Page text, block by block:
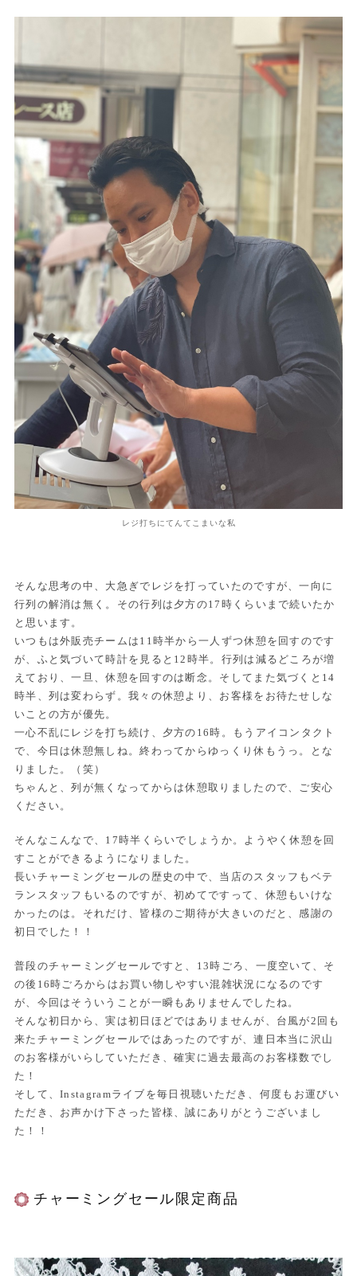
レジ打ちにてんてこまいな私
そんな思考の中、大急ぎでレジを打っていたのですが、一向に
行列の解消は無く。その行列は夕方の17時くらいまで続いたか
と思います。
いつもは外販売チームは11時半から一人ずつ休憩を回すのです
が、ふと気づいて時計を見ると12時半。行列は減るどころが増
えており、一旦、休憩を回すのは断念。そしてまた気づくと14
時半、列は変わらず。我々の休憩より、お客様をお待たせしな
いことの方が優先。
一心不乱にレジを打ち続け、夕方の16時。もうアイコンタクト
で、今日は休憩無しね。終わってからゆっくり休もうっ。とな
りました。（笑）
ちゃんと、列が無くなってからは休憩取りましたので、ご安心
ください。
そんなこんなで、17時半くらいでしょうか。ようやく休憩を回
すことができるようになりました。
長いチャーミングセールの歴史の中で、当店のスタッフもベテ
ランスタッフもいるのですが、初めてですって、休憩もいけな
かったのは。それだけ、皆様のご期待が大きいのだと、感謝の
初日でした！！
普段のチャーミングセールですと、13時ごろ、一度空いて、そ
の後16時ごろからはお買い物しやすい混雑状況になるのです
が、今回はそういうことが一瞬もありませんでしたね。
そんな初日から、実は初日ほどではありませんが、台風が2回も
来たチャーミングセールではあったのですが、連日本当に沢山
のお客様がいらしていただき、確実に過去最高のお客様数でし
た！
そして、Instagramライブを毎日視聴いただき、何度もお運びい
ただき、お声かけ下さった皆様、誠にありがとうございまし
た！！
チャーミングセール限定商品